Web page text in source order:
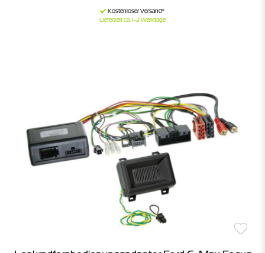
Lieferzeit ca. 1-2 Werktage